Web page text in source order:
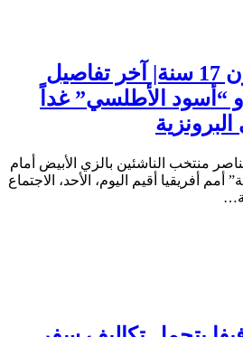
كأس الأمم دون 17 سنة| آخر تفاصيل
“أسود الأطلسي” غداً
منتخب الناشئين بالزي الأبيض أمام
أمم أفريقيا أقيم اليوم، الأحد، الاجتماع